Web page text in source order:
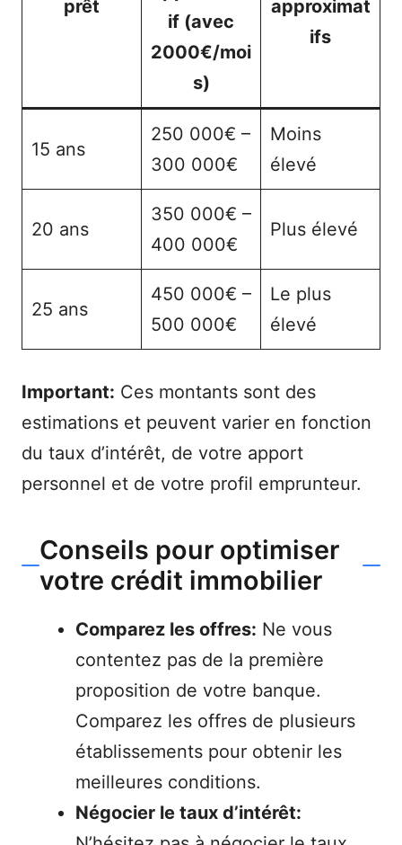
prêt
if (avec
2000€/moi
s)
approximat
ifs
15 ans
250 000€ –
300 000€
Moins
élevé
20 ans
350 000€ –
400 000€
Plus élevé
25 ans
450 000€ –
500 000€
Le plus
élevé
Important: Ces montants sont des
estimations et peuvent varier en fonction
du taux d’intérêt, de votre apport
personnel et de votre profil emprunteur.
Conseils pour optimiser
votre crédit immobilier
Comparez les offres: Ne vous
contentez pas de la première
proposition de votre banque.
Comparez les offres de plusieurs
établissements pour obtenir les
meilleures conditions.
Négocier le taux d’intérêt: